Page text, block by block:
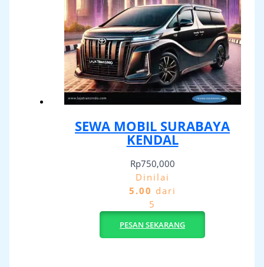
SEWA MOBIL SURABAYA
KENDAL
Rp750,000
Dinilai
5.00 dari
5
PESAN SEKARANG